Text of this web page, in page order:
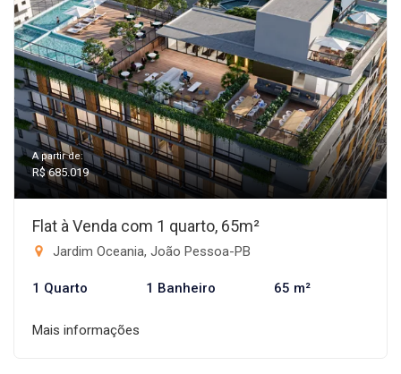
A partir de:
R$ 685.019
Flat à Venda com 1 quarto, 65m²
Jardim Oceania, João Pessoa-PB
1 Quarto 1 Banheiro 65 m²
Mais informações